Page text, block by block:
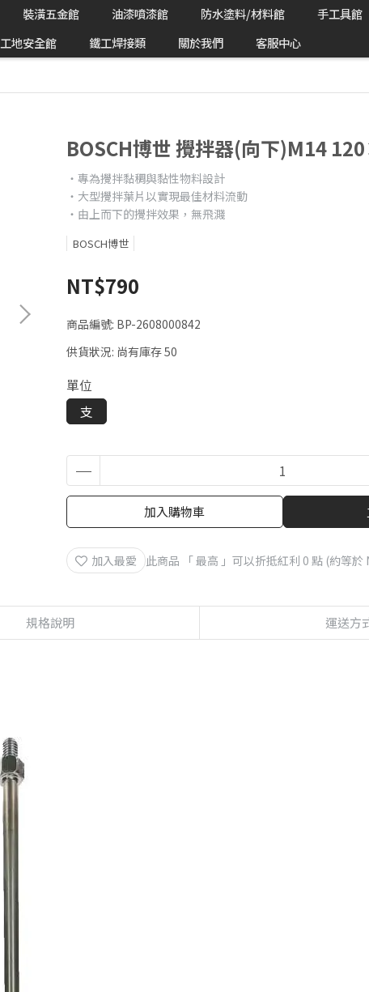
裝潢五金館 油漆噴漆館 防水塗料/材料館 手工具館
工地安全館 鐵工焊接類 關於我們 客服中心
BOSCH博世 攪拌器(向下)M14
‧專為攪拌黏稠與黏性物料設計
‧大型攪拌葉片以實現最佳材料流動
‧由上而下的攪拌效果，無飛濺
BOSCH博世
NT$790
商品編號: BP-2608000842
供貨狀況: 尚有庫存 50
單位
支
加入購物車
加入最愛 此商品 「 最高 」可以折抵紅利 0 點 (約等於
規格說明 運送方